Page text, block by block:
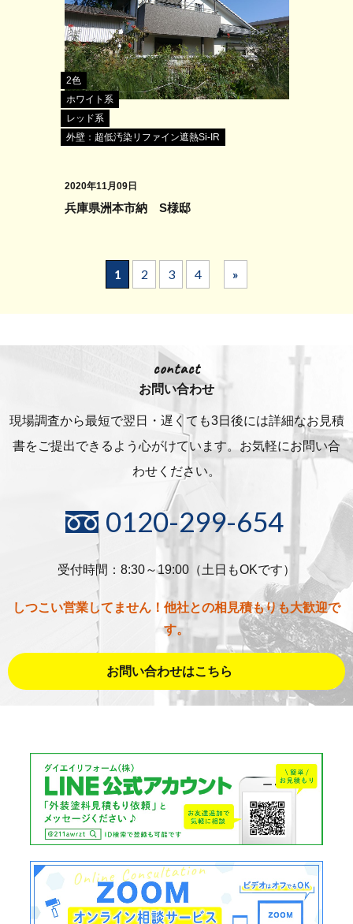
2色
ホワイト系
レッド系
外壁：超低汚染リファイン遮熱Si-IR
2020年11月09日
兵庫県洲本市納 S様邸
1 2 3 4 »
contact
お問い合わせ
現場調査から最短で翌日・遅くても3日後には詳細なお見積
書をご提出できるよう心がけています。お気軽にお問い合
わせください。
0120-299-654
受付時間：8:30～19:00（土日もOKです）
しつこい営業してません！他社との相見積もりも大歓迎で
す。
お問い合わせはこちら